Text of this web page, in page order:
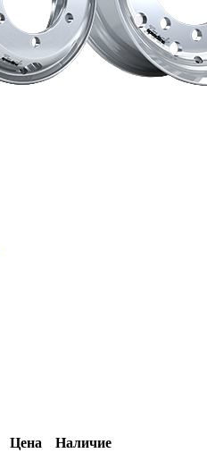
Цена Наличие